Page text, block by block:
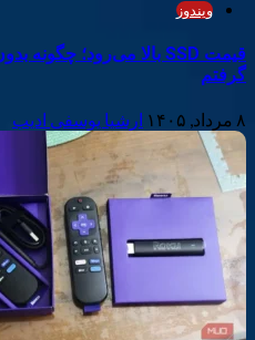
ویندوز
گرفتم
۸ مرداد, ۱۴۰۵ ارشیا یوسفی ادیب